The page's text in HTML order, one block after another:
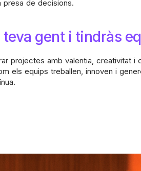
presa de decisions.
teva gent i tindràs
projectes amb valentia, creativitat i
els equips treballen, innoven i